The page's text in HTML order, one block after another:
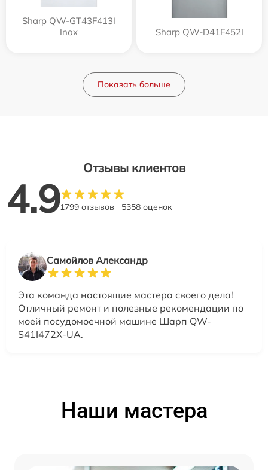
Sharp QW-GT43F413I
Inox
Sharp QW-D41F452I
Показать больше
Отзывы клиентов
4.91799 отзывов 5358 оценок
Самойлов Александр
Эта команда настоящие мастера своего дела!
Отличный ремонт и полезные рекомендации по
моей посудомоечной машине Шарп QW-
S41I472X-UA.
Наши мастера